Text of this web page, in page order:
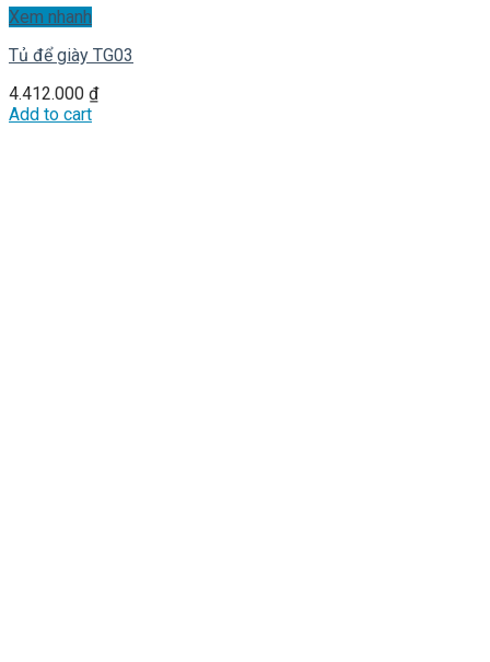
Xem nhanh
Tủ để giày TG03
4.412.000 ₫
Add to cart